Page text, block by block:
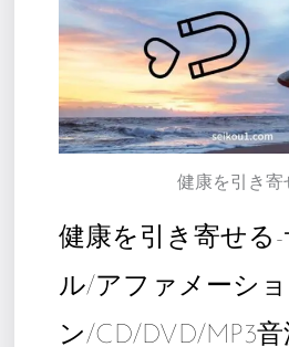
健康を引き寄
健康を引き寄せる
ル/アファメーショ
ン/CD/DVD/MP3